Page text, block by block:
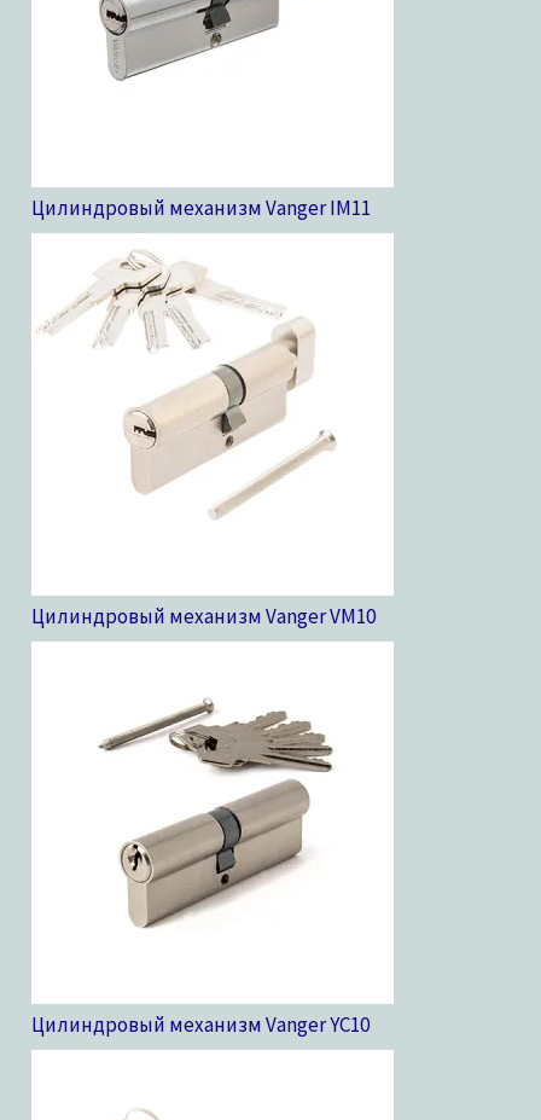
Цилиндровый механизм Vanger IM11
Цилиндровый механизм Vanger VM10
Цилиндровый механизм Vanger YC10